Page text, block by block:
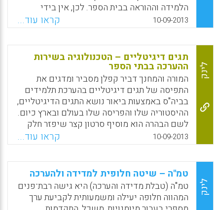
ולהתנסות בקהילת לומדים המתפתחים מקצועית
תוך כדי חקירה עצמית של הוראתם, שהיא תוצאה
של השילוב בין התאוריה לבין השדה. מחקרים
הוראה לשפר הוראתם ואת תהליכי ההערכה שהם
מפעילים במהלכה ( רובנה רוסנסקי, נריה שחור) .
WhatsApp
Facebook
Email
X
הלמידה וההוראה בבית הספר. לכן, אין בידי
המורה חופש בחירה בנוגע לשאלה אם לבצע
תהליכי הערכה בקרב תלמידיו. חופש הבחירה נוגע
לתפיסת תפקיד הערכה ולעיתים קרובות בבחירת
תהליכי ההערכה עצמם. מורים שונים נעזרים
בדרכי הערכה שונות על מנת ללמוד על התפתחות
הלמידה של תלמידיהם. בעשותם כך יש
באפשרותם אף להעריך את תהליכי ההוראה
שלהם עצמם ולשנותם בעת הצורך ( היידי
פלביאן).
WhatsApp
Facebook
Email
X
10-09-2013 קראו עוד...
לינק
תגים דיגיטליים – הטכנולוגיה בשירות
ההערכה בבתי הספר
המורה והמחנך דביר קפלן מסביר ומדגים את
התפיסה של תגים דיגיטליים בהערכת תלמידים
בביה"ס באמצעות ביאור נושא התגים הדיגיטליים,
ההיסטוריה שלו והפריסה שלו בעולם ובארץ כיום.
לשם הבהרה הוא מוסיף סרטון קצר שיפזר חלק
מהערפל הסובב את הנושא. תג דיגיטלי הוא קובץ
של תמונה הקרוי “תג” לרוב קובץ התמונה יהיה
קשור באופן ישיר לנושא, לדוגמא, אם תלמיד
הוכיח בכיתה שהוא שולט בנושא השברים
באמצעות השלמת שלבים שונים לאורך תהליך
הלמידה, הוא יקבל בסוף “תג" כלומר תמונה
המציגה את ההישג שלו ( דביר קפלן ) .
10-09-2013 קראו עוד...
לינק
טמ"ה – שיטה חלופית למדידה ולהערכה
טמ"ה (טבלת מדידה והערכה) היא גישה רבת־פנים
המהווה חלופה יעילה ומשמעותית לקביעת ערך